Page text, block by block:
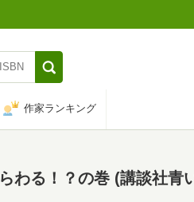
作家ランキング
る！？の巻 (講談社青